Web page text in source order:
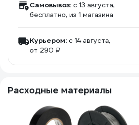
Самовывоз: c 13 августа,
бесплатно, из 1 магазина
Курьером: c 14 августа,
от 290 ₽
Расходные материалы